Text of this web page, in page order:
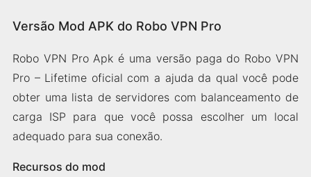
Versão Mod APK do Robo VPN Pro
Robo VPN Pro Apk é uma versão paga do Robo VPN
Pro – Lifetime oficial com a ajuda da qual você pode
obter uma lista de servidores com balanceamento de
carga ISP para que você possa escolher um local
adequado para sua conexão.
Recursos do mod